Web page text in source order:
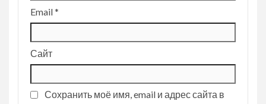
Email*
Сайт
Сохранить моё имя, email и адрес сайта в